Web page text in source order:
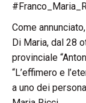
Come
Di Maria, dal 28
provinciale
“L’effimero e
a uno dei